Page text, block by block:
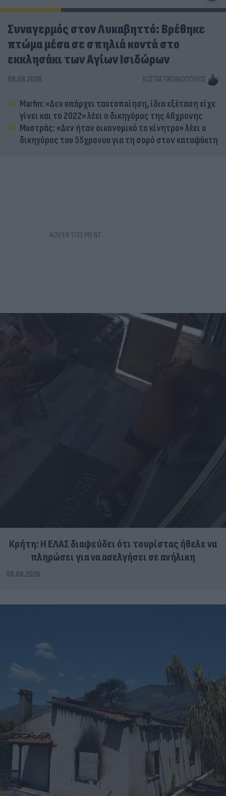
Συναγερμός στον Λυκαβηττό: Βρέθηκε
πτώμα μέσα σε σπηλιά κοντά στο
εκκλησάκι των Αγίων Ισιδώρων
08.08.2026 ΚΏΣΤΑΣ ΠΑΠΑΔΌΠΟΥΛΟΣ
Marfin: «Δεν υπάρχει ταυτοποίηση, ίδια εξέταση είχε
γίνει και το 2022» λέει ο δικηγόρος της 46χρονης
Μυστράς: «Δεν ήταν οικονομικό το κίνητρο» λέει ο
δικηγόρος του 55χρονου για τη σορό στον καταψύκτη
Κρήτη: Η ΕΛΑΣ διαψεύδει ότι τουρίστας ήθελε να
πληρώσει για να ασελγήσει σε ανήλικη
08.08.2026